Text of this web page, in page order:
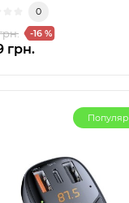
0
-16 %
грн.